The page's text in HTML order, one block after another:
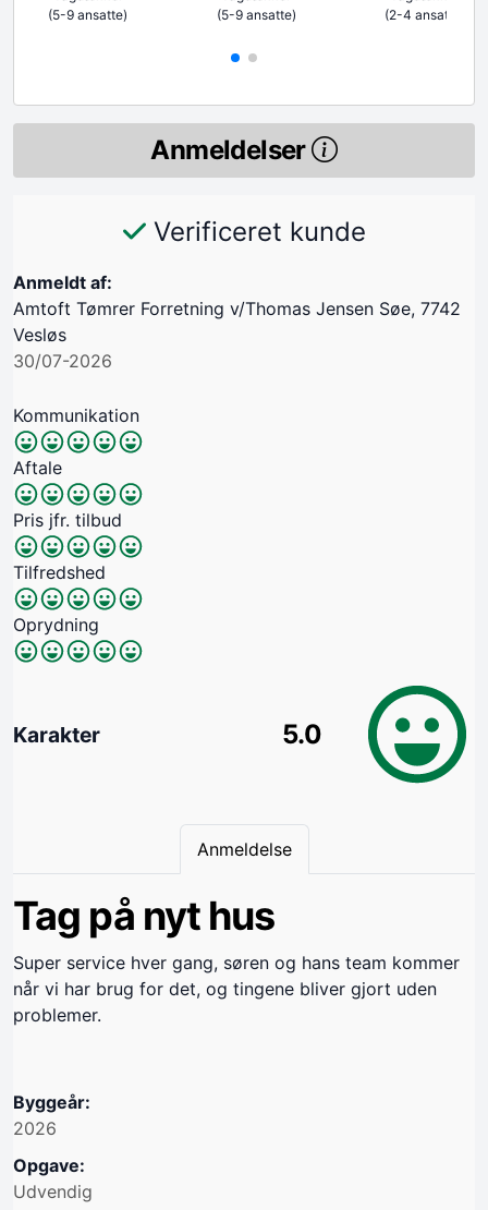
(5-9 ansatte)
(5-9 ansatte)
(2-4 ansatte)
Anmeldelser
Verificeret kunde
Anmeldt af:
Amtoft Tømrer Forretning v/Thomas Jensen Søe, 7742
Vesløs
30/07-2026
Kommunikation
Aftale
Pris jfr. tilbud
Tilfredshed
Oprydning
Karakter 5.0
Anmeldelse
Tag på nyt hus
Super service hver gang, søren og hans team kommer
når vi har brug for det, og tingene bliver gjort uden
problemer.
Byggeår:
2026
Opgave:
Udvendig